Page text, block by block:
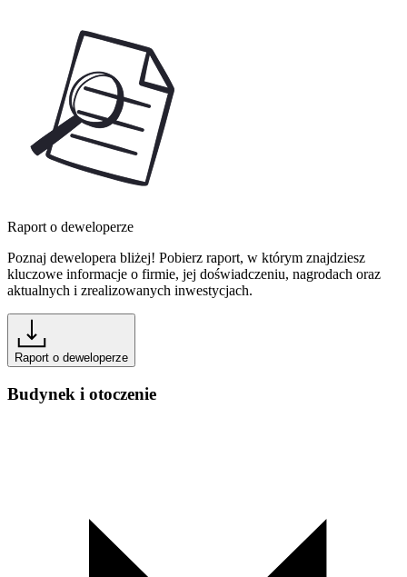
Raport o deweloperze
Poznaj dewelopera bliżej! Pobierz raport, w którym znajdziesz
kluczowe informacje o firmie, jej doświadczeniu, nagrodach oraz
aktualnych i zrealizowanych inwestycjach.
Raport o deweloperze
Budynek i otoczenie